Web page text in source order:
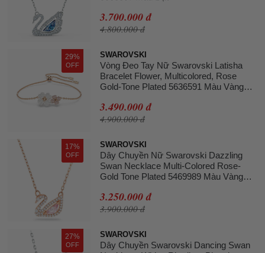
3.700.000 đ
4.800.000 đ
29%
OFF
SWAROVSKI
Vòng Đeo Tay Nữ Swarovski Latisha
Bracelet Flower, Multicolored, Rose
Gold-Tone Plated 5636591 Màu Vàng
3.490.000 đ
4.900.000 đ
17%
OFF
SWAROVSKI
Dây Chuyền Nữ Swarovski Dazzling
Swan Necklace Multi-Colored Rose-
Gold Tone Plated 5469989 Màu Vàng
3.250.000 đ
3.900.000 đ
27%
OFF
SWAROVSKI
Dây Chuyền Swarovski Dancing Swan